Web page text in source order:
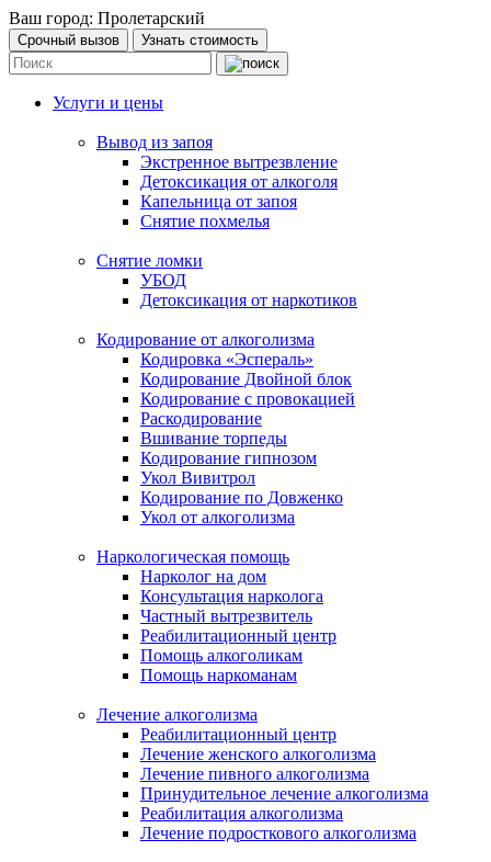
Ваш город: Пролетарский
Срочный вызов Узнать стоимость
Услуги и цены
Вывод из запоя
Экстренное вытрезвление
Детоксикация от алкоголя
Капельница от запоя
Снятие похмелья
Снятие ломки
УБОД
Детоксикация от наркотиков
Кодирование от алкоголизма
Кодировка «Эспераль»
Кодирование Двойной блок
Кодирование с провокацией
Раскодирование
Вшивание торпеды
Кодирование гипнозом
Укол Вивитрол
Кодирование по Довженко
Укол от алкоголизма
Наркологическая помощь
Нарколог на дом
Консультация нарколога
Частный вытрезвитель
Реабилитационный центр
Помощь алкоголикам
Помощь наркоманам
Лечение алкоголизма
Реабилитационный центр
Лечение женского алкоголизма
Лечение пивного алкоголизма
Принудительное лечение алкоголизма
Реабилитация алкоголизма
Лечение подросткового алкоголизма